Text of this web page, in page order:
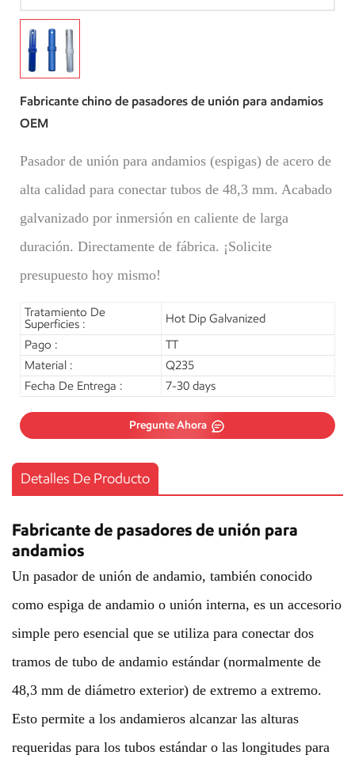
Fabricante chino de pasadores de unión para andamios
OEM
Pasador de unión para andamios (espigas) de acero de
alta calidad para conectar tubos de 48,3 mm. Acabado
galvanizado por inmersión en caliente de larga
duración. Directamente de fábrica. ¡Solicite
presupuesto hoy mismo!
Tratamiento De
Superficies :
Hot Dip Galvanized
Pago :
TT
Material :
Q235
Fecha De Entrega :
7-30 days
Pregunte Ahora
Detalles De Producto
Fabricante de pasadores de unión para
andamios
Un pasador de unión de andamio, también conocido
como espiga de andamio o unión interna, es un accesorio
simple pero esencial que se utiliza para conectar dos
tramos de tubo de andamio estándar (normalmente de
48,3 mm de diámetro exterior) de extremo a extremo.
Esto permite a los andamieros alcanzar las alturas
requeridas para los tubos estándar o las longitudes para